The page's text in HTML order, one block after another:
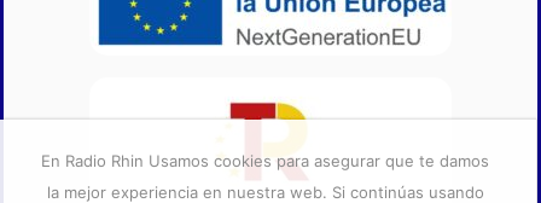
En Radio Rhin Usamos cookies para asegurar que te damos
la mejor experiencia en nuestra web. Si continúas usando